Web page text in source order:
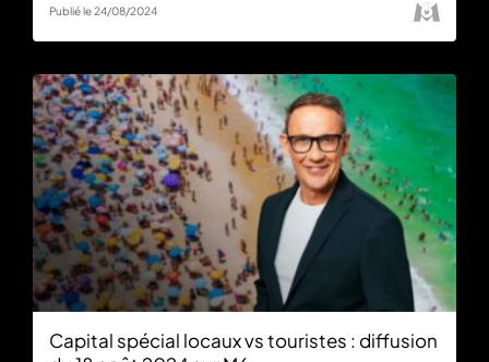
Publié le 24/08/2024
Capital spécial locaux vs touristes : diffusion